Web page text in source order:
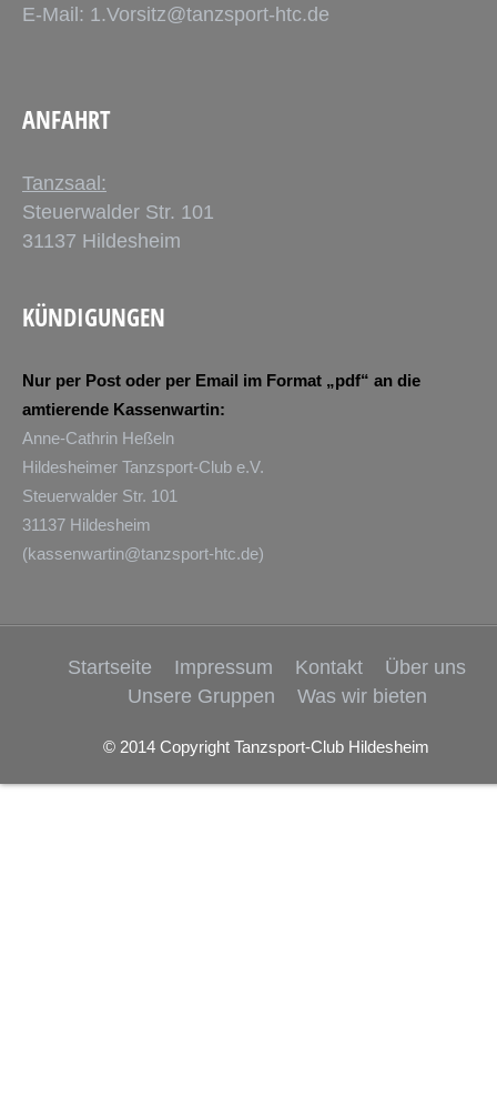
E-Mail: 1.Vorsitz@tanzsport-htc.de
ANFAHRT
Tanzsaal:
Steuerwalder Str. 101
31137 Hildesheim
KÜNDIGUNGEN
Nur per Post oder per Email im Format „pdf“ an die
amtierende Kassenwartin:
Anne-Cathrin Heßeln
Hildesheimer Tanzsport-Club e.V.
Steuerwalder Str. 101
31137 Hildesheim
(kassenwartin@tanzsport-htc.de)
Startseite Impressum Kontakt
Über uns
Unsere Gruppen
Was wir bieten
© 2014 Copyright Tanzsport-Club Hildesheim